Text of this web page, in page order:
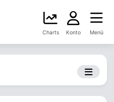
Charts Konto Menü